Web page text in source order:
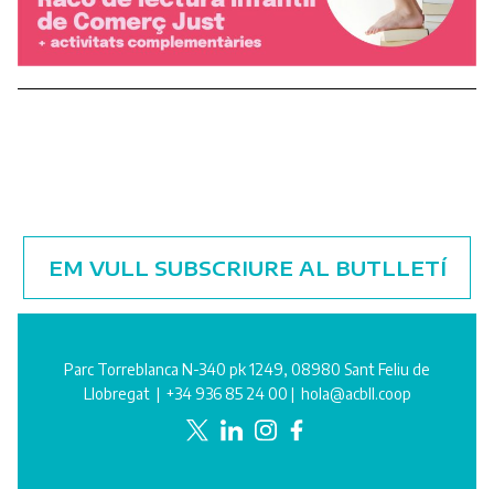
EM VULL SUBSCRIURE AL BUTLLETÍ
Parc Torreblanca N-340 pk 1249, 08980 Sant Feliu de
Llobregat | +34 936 85 24 00 | hola@acbll.coop